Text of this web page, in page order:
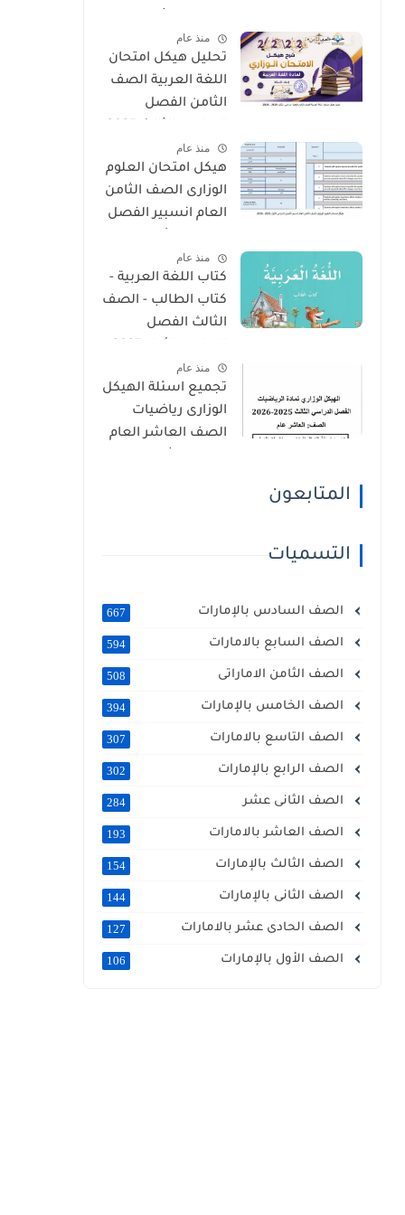
- 2026
منذ عام
تحليل هيكل امتحان
اللغة العربية الصف
الثامن الفصل
- 2026
منذ عام
هيكل امتحان العلوم
الوزارى الصف الثامن
العام انسبير الفصل
2026منذ عام
كتاب اللغة العربية -
كتاب الطالب - الصف
الثالث الفصل
2026 منهج الإماراتمنذ عام
تجميع اسئلة الهيكل
الوزارى رياضيات
الصف العاشر العام
المتابعون
التسميات
الصف السادس بالإمارات 667
الصف السابع بالامارات 594
الصف الثامن الاماراتى 508
الصف الخامس بالإمارات 394
الصف التاسع بالامارات 307
الصف الرابع بالإمارات 302
الصف الثانى عشر 284
الصف العاشر بالامارات 193
الصف الثالث بالإمارات 154
الصف الثانى بالإمارات 144
الصف الحادى عشر بالامارات 127
الصف الأول بالإمارات 106